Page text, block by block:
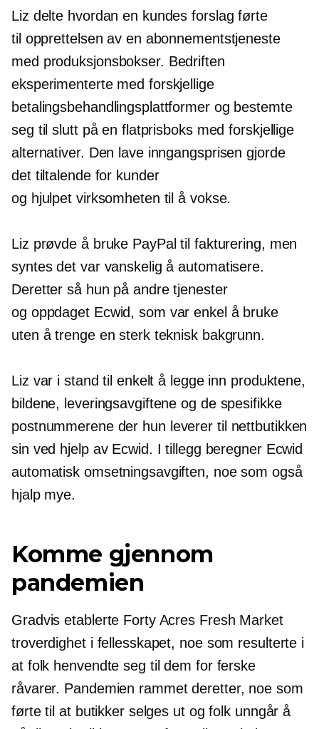
Liz delte hvordan en kundes forslag førte
til opprettelsen av en abonnementstjeneste
med produksjonsbokser. Bedriften
eksperimenterte med forskjellige
betalingsbehandlingsplattformer og bestemte
seg til slutt på en flatprisboks med forskjellige
alternativer. Den lave inngangsprisen gjorde
det tiltalende for kunder
og hjulpet virksomheten til å vokse.
Liz prøvde å bruke PayPal til fakturering, men
syntes det var vanskelig å automatisere.
Deretter så hun på andre tjenester
og oppdaget Ecwid, som var enkel å bruke
uten å trenge en sterk teknisk bakgrunn.
Liz var i stand til enkelt å legge inn produktene,
bildene, leveringsavgiftene og de spesifikke
postnummerene der hun leverer til nettbutikken
sin ved hjelp av Ecwid. I tillegg beregner Ecwid
automatisk omsetningsavgiften, noe som også
hjalp mye.
Komme gjennom
pandemien
Gradvis etablerte Forty Acres Fresh Market
troverdighet i fellesskapet, noe som resulterte i
at folk henvendte seg til dem for ferske
råvarer. Pandemien rammet deretter, noe som
førte til at butikker selges ut og folk unngår å